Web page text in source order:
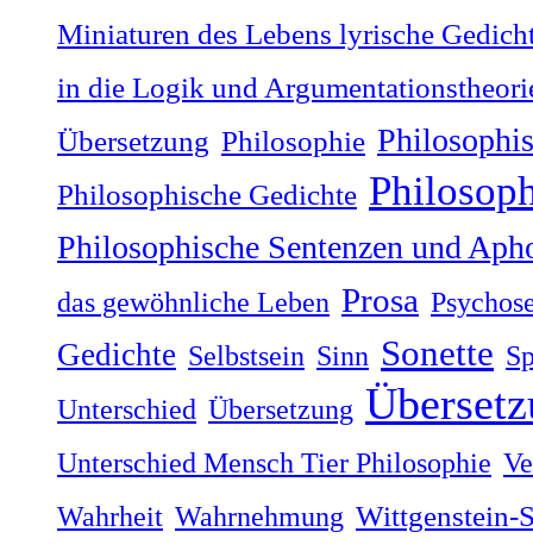
Miniaturen des Lebens lyrische
in die Logik und
Übersetzung Philosophie
Philosophische Gedichte
Philosophische Sentenzen und
das gewöhnliche Leben Prosa
Gedichte Selbstsein Sinn Sonette
Unterschied Übersetzung
Unterschied Mensch Tier Philosophie
Wahrheit Wahrnehmung Wittgenstein-